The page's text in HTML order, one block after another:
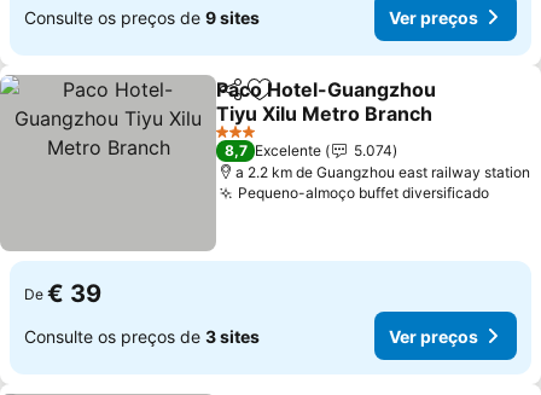
Consulte os preços de 9 sites Ver preços
PartilharAdicionar aos favoritos
Paco Hotel-Guangzhou
Tiyu Xilu Metro Branch
Ver preços
3 Estrelas
8,7 Excelente
5.074
a 2.2 km de Guangzhou east railway station
Pequeno-almoço buffet diversificadoVer
De € 39
Consulte os preços de 3 sites Ver preços